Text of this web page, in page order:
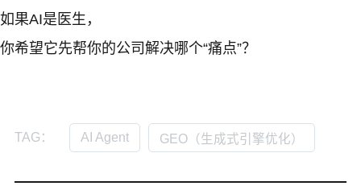
如果AI是医生，
你希望它先帮你的公司解决哪个“痛点”？
TAG： AI Agent GEO（生成式引擎优化）